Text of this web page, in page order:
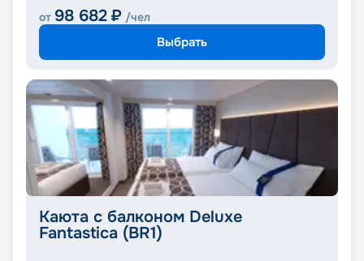
от 98 682 ₽ /чел
Выбрать
Каюта с балконом Deluxe
Fantastica (BR1)